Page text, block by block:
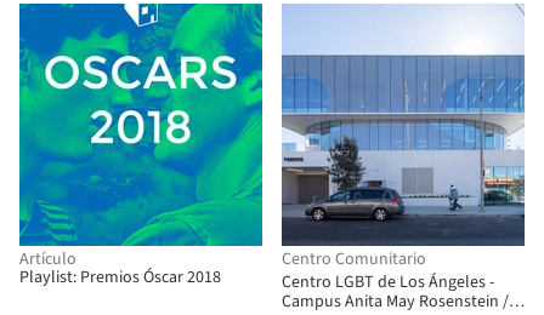
Artículo
Playlist: Premios Óscar 2018
Centro Comunitario
Centro LGBT de Los Ángeles -
Campus Anita May Rosenstein /